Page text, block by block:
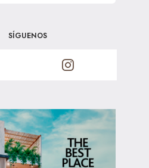
SÍGUENOS